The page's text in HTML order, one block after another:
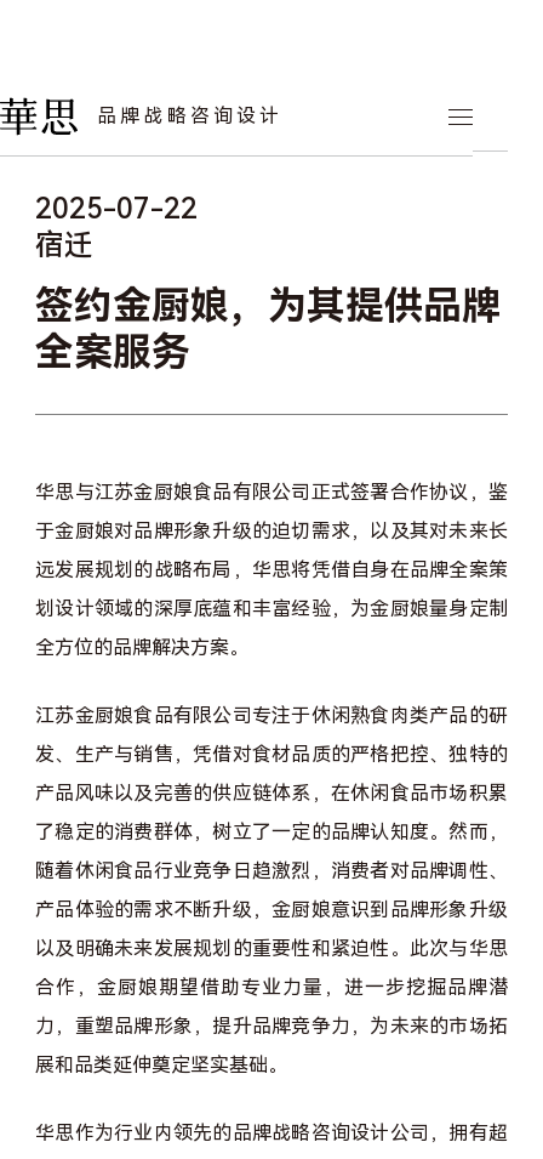
品牌战略咨询设计
华思动态
2025-07-22
宿迁
签约金厨娘，为其提供品牌
全案服务
华思与江苏金厨娘食品有限公司正式签署合作协议，鉴
于金厨娘对品牌形象升级的迫切需求，以及其对未来长
远发展规划的战略布局，华思将凭借自身在品牌全案策
划设计领域的深厚底蕴和丰富经验，为金厨娘量身定制
全方位的品牌解决方案。​
江苏金厨娘食品有限公司专注于休闲熟食肉类产品的研
发、生产与销售，凭借对食材品质的严格把控、独特的
产品风味以及完善的供应链体系，在休闲食品市场积累
了稳定的消费群体，树立了一定的品牌认知度。然而，
随着休闲食品行业竞争日趋激烈，消费者对品牌调性、
产品体验的需求不断升级，金厨娘意识到品牌形象升级
以及明确未来发展规划的重要性和紧迫性。此次与华思
合作，金厨娘期望借助专业力量，进一步挖掘品牌潜
力，重塑品牌形象，提升品牌竞争力，为未来的市场拓
展和品类延伸奠定坚实基础。​
华思作为行业内领先的品牌战略咨询设计公司，拥有超